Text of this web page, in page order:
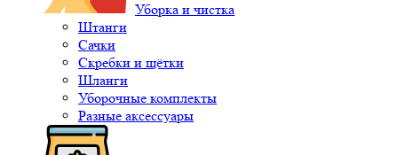
Уборка и чистка
Штанги
Сачки
Скребки и щётки
Шланги
Уборочные комплекты
Разные аксессуары